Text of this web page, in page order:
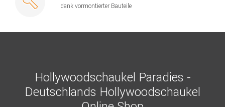
dank vormontierter Bauteile
Hollywoodschaukel Paradies -
Deutschlands Hollywoodschaukel